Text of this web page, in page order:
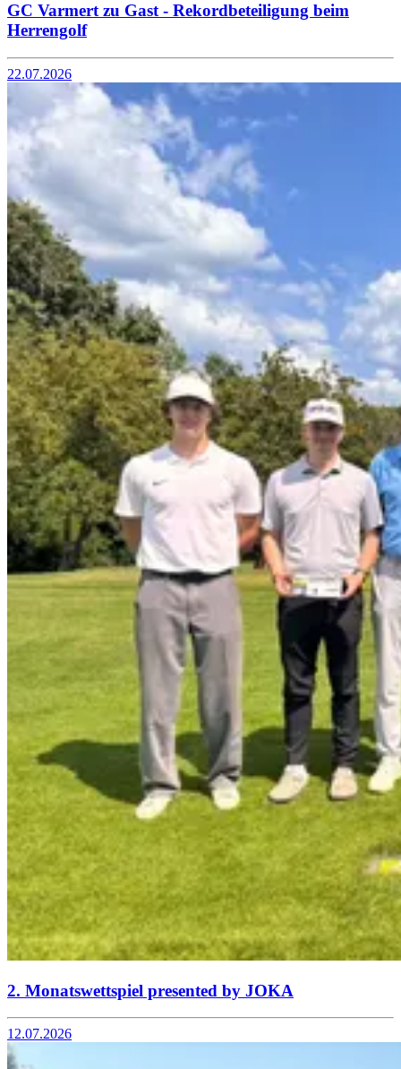
GC Varmert zu Gast - Rekordbeteiligung beim
Herrengolf
22.07.2026
2. Monatswettspiel presented by JOKA
12.07.2026